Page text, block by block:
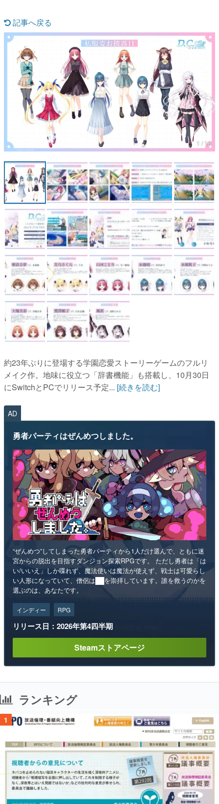
なんでゲームは面白い？
ゲーム開発者・hamatsu氏がゲームの魅力を画面や操作の
具体的な形から解き明かしていく、硬派で骨太な評論連載
です。
ゲームが変えた日本語
「経験値」「裏技」「ラスボス」… ゲームにまつわる言葉
の起源や用法の変遷を、コンピューター文化史研究家・タ
イニーP氏が徹底調査。
カテゴリ
マンガ
女性向け
アプリレビュー
その他
電ファミニコゲーマーとは？
運営：株式会社マレ
記事へ戻る
1 / 18
約23年ぶりに登場する学園恋愛ストーリーゲームのフルリ
メイク作。地味に役立つ「辞書機能」も搭載し、10月30日
にSwitchとPCでリリース予定... [続きを読む]
AD
勇者パーティはぜんめつしました。
“ぜんめつ”してしまった勇者パーティから1人だけ選んで、ともに迷
宮からの脱出を目指すダンジョン探索RPGです。 ただし勇者は「は
い/いいえ」しか喋れず、魔法使いは魔法が使えず、戦士は可愛らし
い人形になっていて、僧侶は██を崇拝しています。誰を救うのかを
選ぶのは、あなたです。
インディー RPG
リリース日：2026年第4四半期
Steamストアページ
ランキング
1